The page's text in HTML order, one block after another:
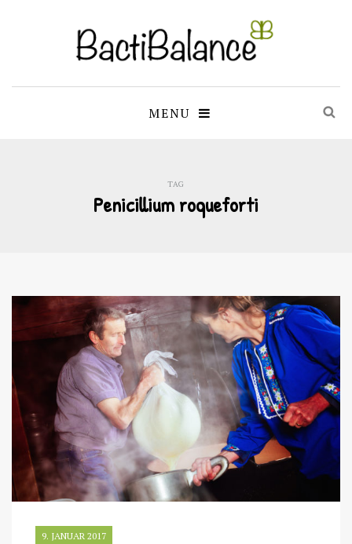
MENU
TAG
Penicillium roqueforti
9. JANUAR 2017